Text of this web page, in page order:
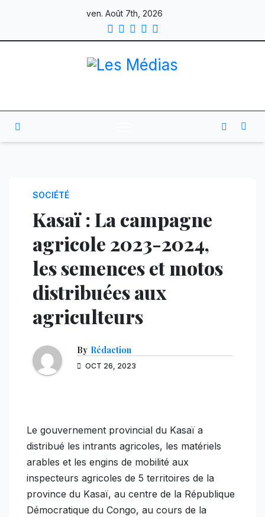
content
ven. Août 7th, 2026
SOCIÉTÉ
Kasaï : La campagne
agricole 2023-2024,
les semences et motos
distribuées aux
agriculteurs
By Rédaction
OCT 26, 2023
Le gouvernement provincial du Kasaï a
distribué les intrants agricoles, les matériels
arables et les engins de mobilité aux
inspecteurs agricoles de 5 territoires de la
province du Kasaï, au centre de la République
Démocratique du Congo, au cours de la